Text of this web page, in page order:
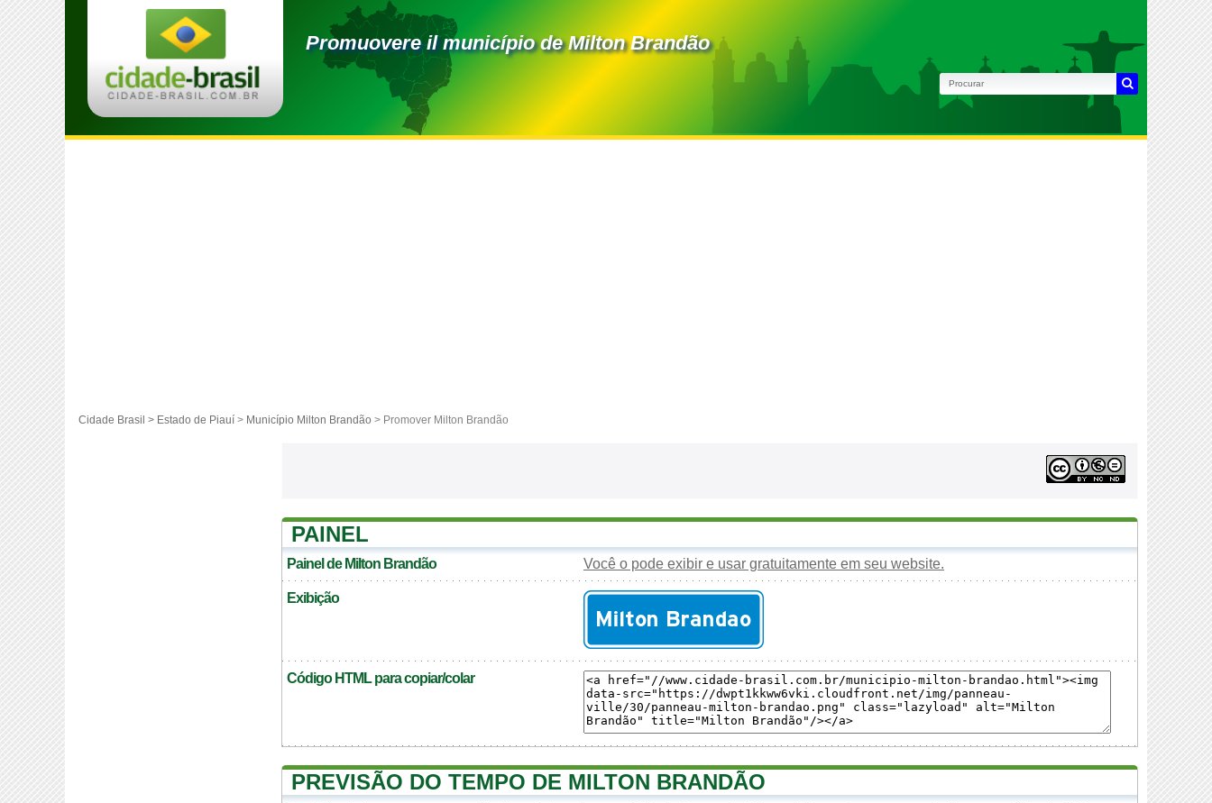
Promuovere il município de Milton Brandão
Cidade Brasil > Estado de Piauí > Município Milton Brandão > Promover Milton Brandão
PAINEL
Painel de Milton Brandão Você o pode exibir e usar gratuitamente em seu website.
Exibição
Código HTML para copiar/colar
PREVISÃO DO TEMPO DE MILTON BRANDÃO